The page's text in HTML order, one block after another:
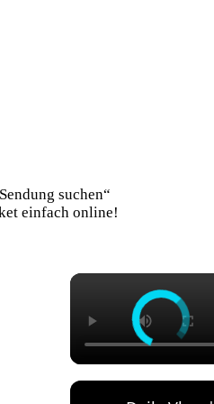
suchen“
einfach online!